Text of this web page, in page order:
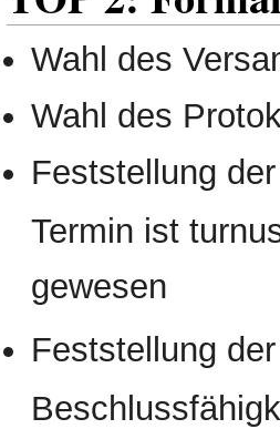
Wahl des
Wahl des
Feststellung
Termin ist
gewesen
Feststellung